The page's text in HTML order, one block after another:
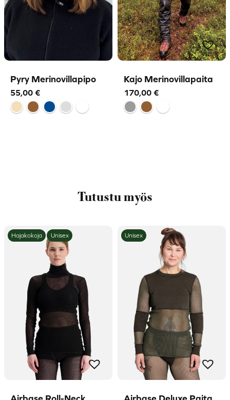
Pyry Merinovillapipo
55,00 €
Kajo Merinovillapaita
170,00 €
Tutustu myös
Hajakokoja Unisex Unisex